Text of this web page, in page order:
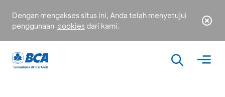
Dengan mengakses situs ini, Anda telah menyetujui
penggunaan cookies dari kami.